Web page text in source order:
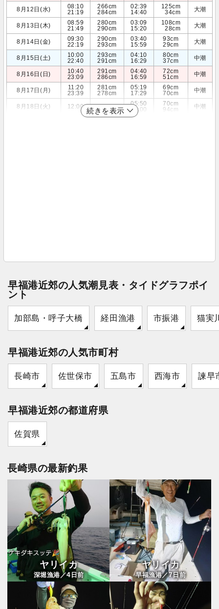
8月12日(水)
08:10
21:19
266cm
284cm
02:39
14:40
125cm
34cm
大潮
8月13日(木)
08:59
21:49
280cm
290cm
03:09
15:20
108cm
28cm
大潮
8月14日(金)
09:30
22:19
290cm
293cm
03:40
15:59
93cm
29cm
大潮
8月15日(土)
10:00
22:40
293cm
291cm
04:10
16:29
80cm
37cm
中潮
8月16日(日)
10:40
23:09
291cm
286cm
04:40
16:59
72cm
51cm
中潮
8月17日(月)
11:20
23:39
281cm
278cm
05:19
17:29
69cm
70cm
中潮
8月18日(火) 12:00 266cm
05:50
18:00
70cm
94cm
中潮
続きを表示
早福港近郊の人気潮見表・タイドグラフポイ
ント
加部島・呼子大橋 経田漁港 市振港 猫実
早福港近郊の人気市町村
長崎市 佐世保市 五島市 西海市 諫早
早福港近郊の都道府県
佐賀県
長崎県の最新釣果
ヤリイカ
深堀漁港／4 日前
ヤリイカ
早福漁港／7日前